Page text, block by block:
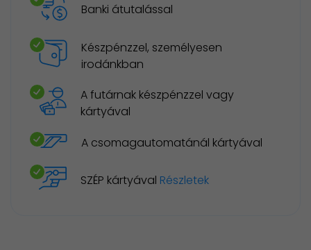
Banki átutalással
Készpénzzel, személyesen
irodánkban
A futárnak készpénzzel vagy
kártyával
A csomagautomatánál kártyával
SZÉP kártyával Részletek